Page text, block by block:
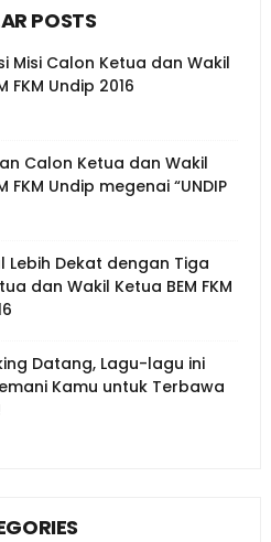
POSTS
Misi Calon Ketua dan Wakil
FKM Undip 2016
Calon Ketua dan Wakil
FKM Undip megenai “UNDIP
Lebih Dekat dengan Tiga
dan Wakil Ketua BEM FKM
Datang, Lagu-lagu ini
Kamu untuk Terbawa